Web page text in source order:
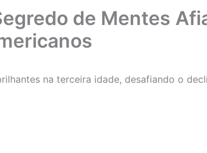
de Mentes
na terceira idade, desafiando o